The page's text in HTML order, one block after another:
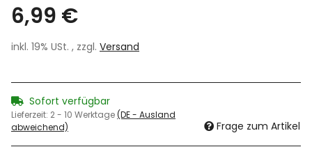
6,99 €
inkl. 19% USt. , zzgl. Versand
Sofort verfügbar
Lieferzeit: 2 - 10 Werktage(DE - Ausland
abweichend)
Frage zum Artikel